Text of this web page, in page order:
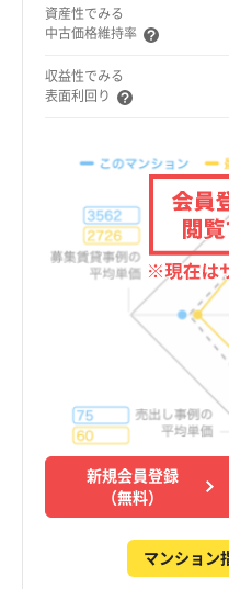
資産性でみる
中古価格維持率
収益性でみる
表面利回り
新規会員登録
（無料）
マンション